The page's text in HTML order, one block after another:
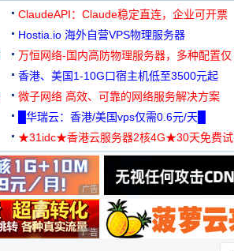
ClaudeAPI：Claude稳定直连，企业可开票
Hostia.io 海外自营VPS物理服务器
万恒网络-国内高防物理服务器，多种配置仅
99元/月起
香港、美国1-10G口宿主机低至3500元起
微子网络 高效、可靠的网络服务解决方案
█华瑞云：香港/美国vps仅需0.6元/天█
★31idc★香港云服务器2核4G★30天免费试
用◆
广告 商业广告，理性选择
广告 商业广告，理性选择